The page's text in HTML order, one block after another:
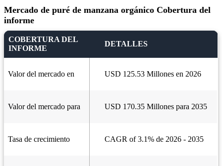
Mercado de puré de manzana orgánico Cobertura del
informe
COBERTURA DEL
INFORME
DETALLES
Valor del mercado en USD 125.53 Millones en 2026
Valor del mercado para USD 170.35 Millones para 2035
Tasa de crecimiento CAGR of 3.1% de 2026 - 2035